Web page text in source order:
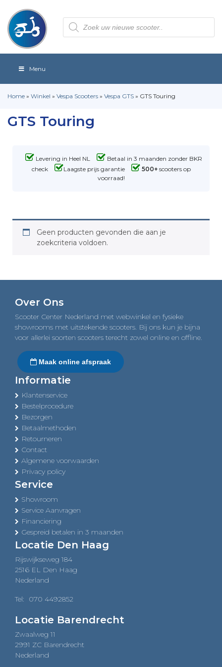
Producten
zoeken
Menu
Home » Winkel » Vespa Scooters » Vespa GTS » GTS Touring
GTS Touring
Levering in Heel NL
Betaal in 3 maanden zonder BKR
check
Laagste prijs garantie 500+scooters op
voorraad!
Geen producten gevonden die aan je
zoekcriteria voldoen.
Over Ons
Scooter Center Nederland met webwinkel en fysieke
showrooms met uitstekende scooters. Bij ons kun je bijna
voor allerlei soorten scooters terecht zowel online en offline.
Maak online afspraak
Informatie
Klantenservice
Bestelprocedure
Bezorgen
Betaalmethoden
Retourneren
Contact
Algemene voorwaarden
Privacy policy
Service
Showroom
Service Aanvragen
Financiering
Gespreid betalen in 3 maanden
Locatie Den Haag
Rijswijkseweg 184
2516 EL Den Haag
Nederland
Tel: 070 4492852
Locatie Barendrecht
Zwaalweg 11
2991 ZC Barendrecht
Nederland